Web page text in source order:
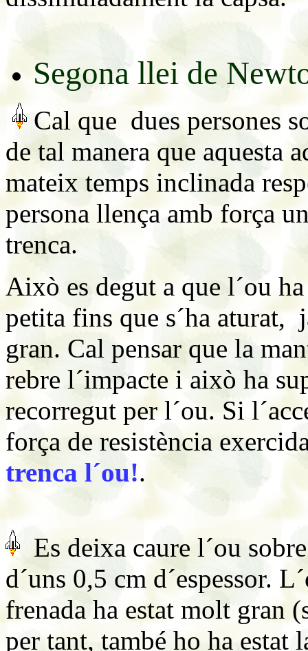
Segona llei de
Cal que dues persones
de tal manera que aquesta
mateix temps inclinada
persona llença amb força
trenca.
Això es degut a que l´ou
petita fins que s´ha aturat,
gran. Cal pensar que la
rebre l´impacte i això ha
recorregut per l´ou. Si
força de resistència
trenca l´ou!.
Es deixa caure l´ou
d´uns 0,5 cm d´espessor.
frenada ha estat molt gran
per tant, també ho ha estat